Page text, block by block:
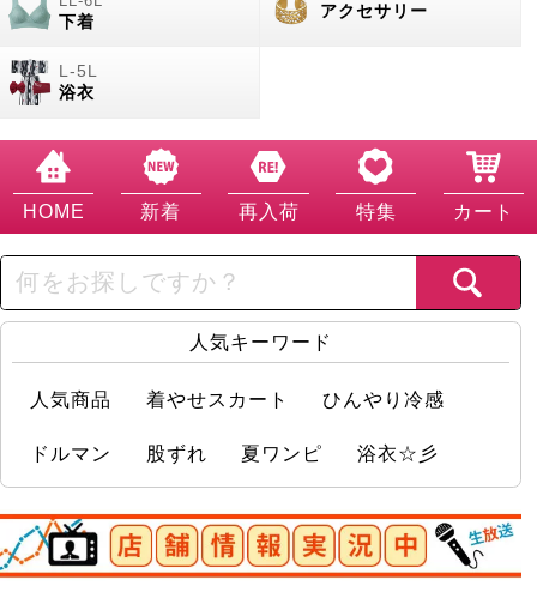
下着
アクセサリー
浴衣
HOME 新着 再入荷 特集 カート
人気キーワード
人気商品 着やせスカート ひんやり冷感
ドルマン 股ずれ 夏ワンピ 浴衣☆彡
店舗情報実況中